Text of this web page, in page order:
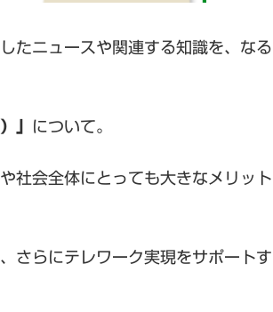
たニュースや関連する知識を、なる
」 について。
社会全体にとっても大きなメリット
さらにテレワーク実現をサポートす